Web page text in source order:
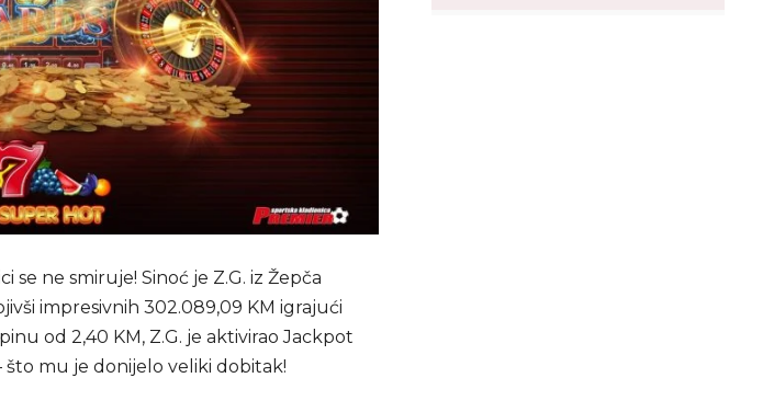
ne smiruje! Sinoć je Z.G. iz Žepča
impresivnih 302.089,09 KM igrajući
od 2,40 KM, Z.G. je aktivirao Jackpot
mu je donijelo veliki dobitak!